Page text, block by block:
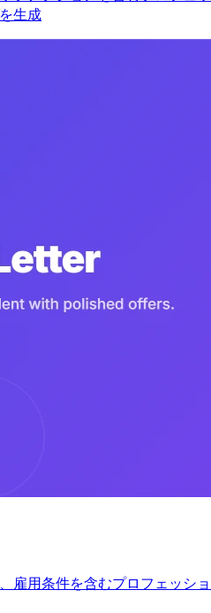
生成
雇用条件を含むプロフェッショ